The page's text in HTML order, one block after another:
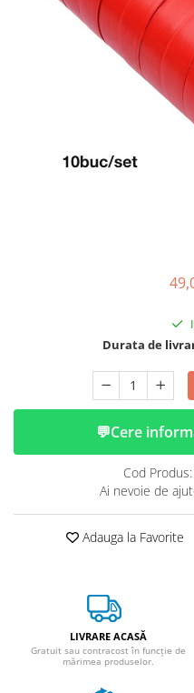
➔ Cu Cabina fara Permis
➔ Cu Cabina Inchisa
➔ Cu Remorca Fara Permis
➔ 4000W
PIESE DE SCHIMB
Huse
Toate accesoriile la Triciclete
Masina Electrica RDB
Masina Electrica Arora
Masina Electrica 25 km/h
Durata de
💬Cere
Cod Produs:
Ai nevoie de
Adauga la Favorite
LIVRARE ACASĂ
Gratuit sau contracost în funcție de
mărimea produselor.